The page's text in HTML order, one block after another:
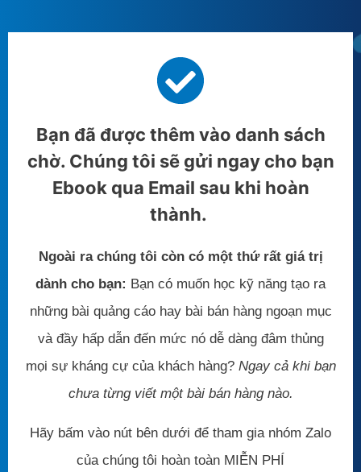
Bạn đã được thêm vào danh sách
chờ. Chúng tôi sẽ gửi ngay cho bạn
Ebook qua Email sau khi hoàn
thành.
Ngoài ra chúng tôi còn có một thứ rất giá trị
dành cho bạn: Bạn có muốn học kỹ năng tạo ra
những bài quảng cáo hay bài bán hàng ngoạn mục
và đầy hấp dẫn đến mức nó dễ dàng đâm thủng
mọi sự kháng cự của khách hàng? Ngay cả khi bạn
chưa từng viết một bài bán hàng nào.
Hãy bấm vào nút bên dưới để tham gia nhóm Zalo
của chúng tôi hoàn toàn MIỄN PHÍ